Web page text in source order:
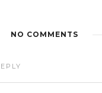
NO COMMENTS